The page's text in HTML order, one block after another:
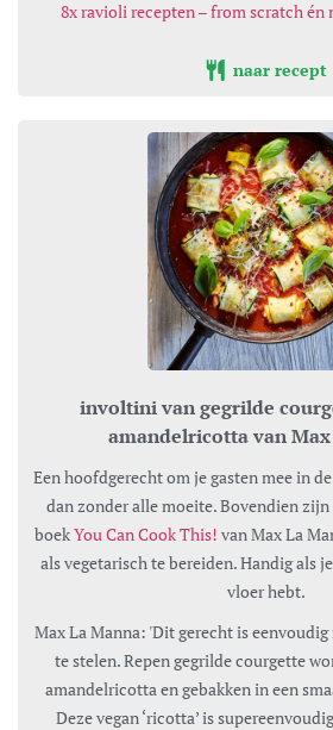
8x ravioli recepten – from scratch én
naar recept
involtini van gegrilde
amandelricotta van
Een hoofdgerecht om je gasten mee in de watten te leggen, maar
dan zonder alle moeite. Bovendien
boekYou Can Cook This!van Max La
als vegetarisch te bereiden. Handig als
vloer hebt.
Max La Manna: 'Dit gerecht is eenvoudig
te stelen. Repen gegrilde courgette
amandelricotta en gebakken in een
Deze vegan ‘ricotta’ is